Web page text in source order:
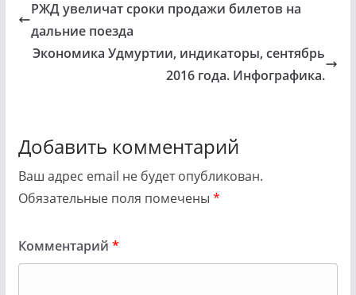
РЖД увеличат сроки продажи билетов на
дальние поезда
Экономика Удмуртии, индикаторы, сентябрь
2016 года. Инфографика.
Добавить комментарий
Ваш адрес email не будет опубликован.
Обязательные поля помечены *
Комментарий *